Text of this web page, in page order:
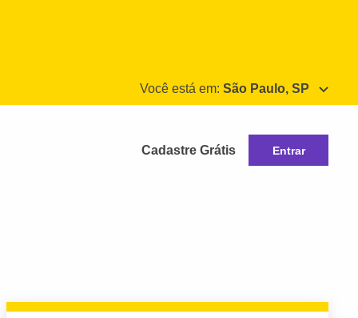
Você está em: São Paulo, SP
Cadastre Grátis Entrar